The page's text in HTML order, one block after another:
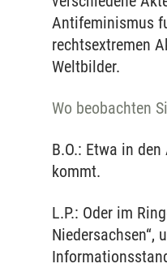
Antifeminismus
rechtsextremen
Weltbilder.
Wo beobachten
B.O.: Etwa in
kommt.
L.P.: Oder im
Niedersachsen“,